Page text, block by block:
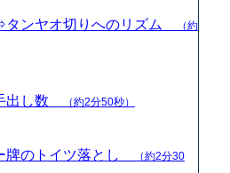
タンヤオ切りへのリズム
（約
出し数 （約2分50秒）
牌のトイツ落とし
（約2分30